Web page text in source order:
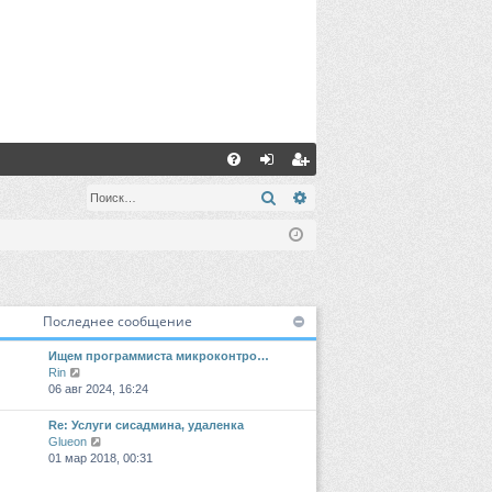
С
хо ег
ис
ия
Поиск
Последнее сообщение
Ищем программиста микроконтро…
Rin
е
е
й
т
06 авг 2024, 16:24
Re: Услуги сисадмина, удаленка
Glueon
е
01 мар 2018, 00:31